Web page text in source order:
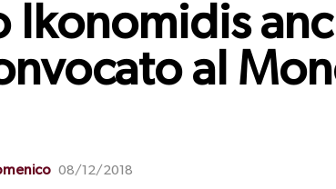
Ikonomidis
al
08/12/2018